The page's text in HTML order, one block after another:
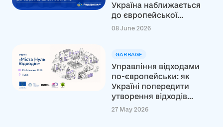
Україна наближається
до європейської...
08 June 2026
GARBAGE
Управління відходами
по-європейськи: як
Україні попередити
утворення відходів...
27 May 2026